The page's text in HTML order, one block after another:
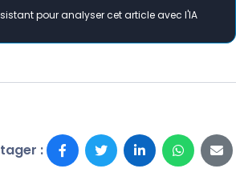
pour analyser cet article avec l'IA
: